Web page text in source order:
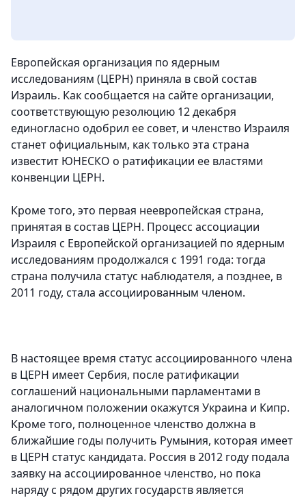
Европейская организация по ядерным
исследованиям (ЦЕРН) приняла в свой состав
Израиль. Как сообщается на сайте организации,
соответствующую резолюцию 12 декабря
единогласно одобрил ее совет, и членство Израиля
станет официальным, как только эта страна
известит ЮНЕСКО о ратификации ее властями
конвенции ЦЕРН.
Кроме того, это первая неевропейская страна,
принятая в состав ЦЕРН. Процесс ассоциации
Израиля с Европейской организацией по ядерным
исследованиям продолжался с 1991 года: тогда
страна получила статус наблюдателя, а позднее, в
2011 году, стала ассоциированным членом.
В настоящее время статус ассоциированного члена
в ЦЕРН имеет Сербия, после ратификации
соглашений национальными парламентами в
аналогичном положении окажутся Украина и Кипр.
Кроме того, полноценное членство должна в
ближайшие годы получить Румыния, которая имеет
в ЦЕРН статус кандидата. Россия в 2012 году подала
заявку на ассоциированное членство, но пока
наряду с рядом других государств является